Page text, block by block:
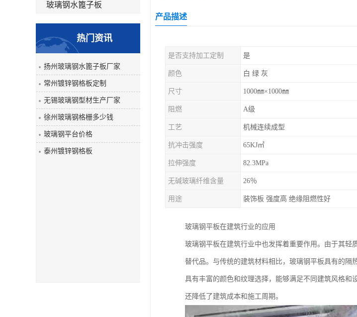
玻璃钢水篦子板
玻璃钢平板
玻璃钢盖板
热门资讯
扬州玻璃钢水篦子板厂家
常州镀锌钢格板定制
无锡玻璃钢型材生产厂家
徐州玻璃钢格栅多少钱
玻璃钢平台价格
泰州镀锌钢格板
产品描述
是否支持加工定制 是
颜色 白 绿 灰
尺寸 1000㎜×1000㎜
阻燃 A级
工艺 机械连续成型
抗冲击强度 65KJ㎡
拉伸强度 82.3MPa
无碱玻璃纤维含量 26％
用途 装饰板 强度高 绝缘阻燃性好
玻璃钢平板在建筑行业的应用
玻璃钢平板在建筑行业中也发挥着重要作用。由于其轻
替代品。与传统的建筑材料相比，玻璃钢平板具有的
具有丰富的颜色和纹理选择，能够满足不同建筑风格和
还降低了建筑成本和施工周期。